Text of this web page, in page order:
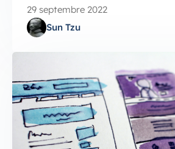
29 septembre 2022
Sun Tzu